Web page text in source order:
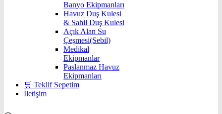
Banyo Ekipmanları
Havuz Duş Kulesi
& Sahil Duş Kulesi
Açık Alan Su
Çeşmesi(Sebil)
Medikal
Ekipmanlar
Paslanmaz Havuz
Ekipmanları
🛒 Teklif Sepetim
İletişim